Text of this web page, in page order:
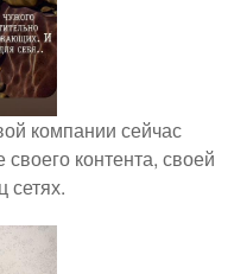
компании сейчас
контента, своей
сетях.